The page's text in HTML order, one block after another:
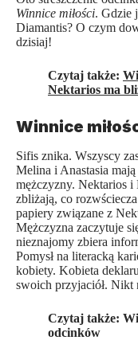
Winnice miłości. Gdzie
Diamantis? O czym
dzisiaj!
Czytaj także:
Nektarios ma
Winnice
Sifis znika. Wszyscy
Melina i Anastasia
mężczyzny. Nektarios i
zbliżają, co
papiery związane z
Mężczyzna zaczytuje
nieznajomy zbiera
Pomysł na literacką
kobiety. Kobieta
swoich przyjaciół. Nikt
Czytaj także:
odcinków